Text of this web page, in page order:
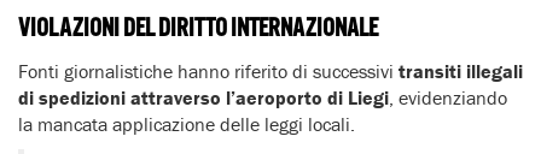
VIOLAZIONI DEL DIRITTO INTERNAZIONALE
Fonti giornalistiche hanno riferito di successivi transiti illegali
di spedizioni attraverso l’aeroporto di Liegi , evidenziando
la mancata applicazione delle leggi locali.